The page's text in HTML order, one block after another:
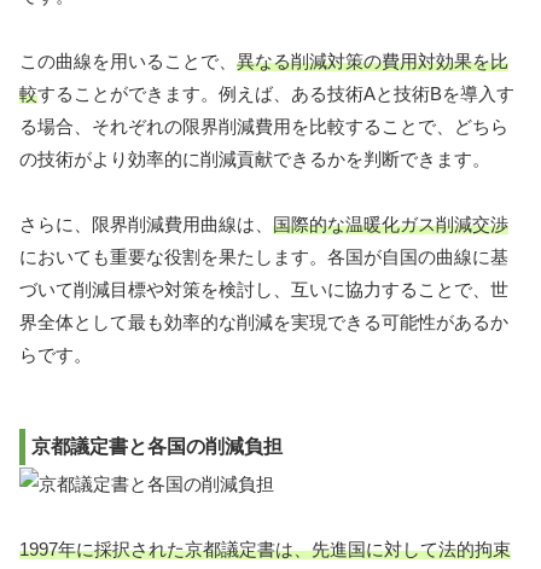
この曲線を用いることで、 異なる削減対策の費用対効果を比
較することができます。例えば、ある技術Aと技術Bを導入す
る場合、それぞれの限界削減費用を比較することで、どちら
の技術がより効率的に削減貢献できるかを判断できます。
さらに、限界削減費用曲線は、 国際的な温暖化ガス削減交渉
においても重要な役割を果たします。各国が自国の曲線に基
づいて削減目標や対策を検討し、互いに協力することで、世
界全体として最も効率的な削減を実現できる可能性があるか
らです。
京都議定書と各国の削減負担
1997年に採択された京都議定書は、先進国に対して法的拘束